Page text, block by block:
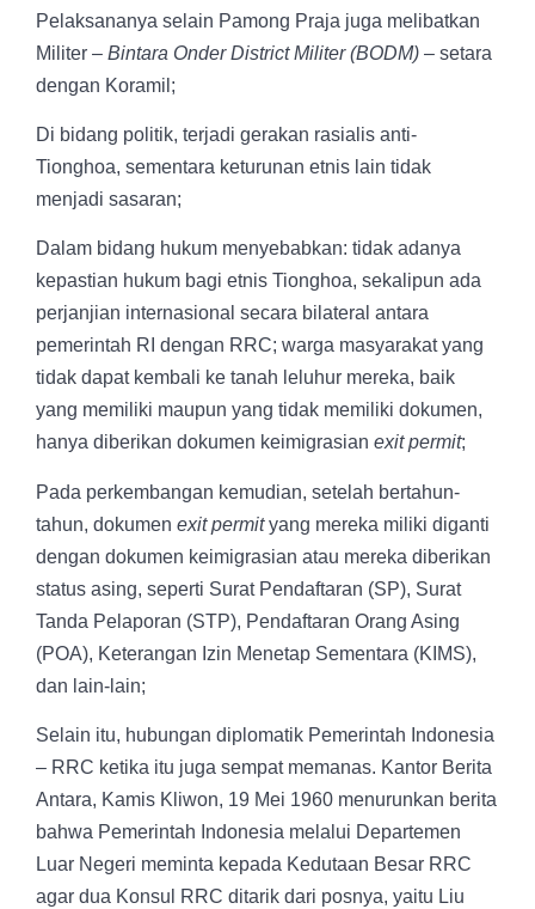
Pelaksananya selain Pamong Praja juga melibatkan
Militer – Bintara Onder District Militer (BODM) – setara
dengan Koramil;
Di bidang politik, terjadi gerakan rasialis anti-
Tionghoa, sementara keturunan etnis lain tidak
menjadi sasaran;
Dalam bidang hukum menyebabkan: tidak adanya
kepastian hukum bagi etnis Tionghoa, sekalipun ada
perjanjian internasional secara bilateral antara
pemerintah RI dengan RRC; warga masyarakat yang
tidak dapat kembali ke tanah leluhur mereka, baik
yang memiliki maupun yang tidak memiliki dokumen,
hanya diberikan dokumen keimigrasian exit permit;
Pada perkembangan kemudian, setelah bertahun-
tahun, dokumen exit permityang mereka miliki diganti
dengan dokumen keimigrasian atau mereka diberikan
status asing, seperti Surat Pendaftaran (SP), Surat
Tanda Pelaporan (STP), Pendaftaran Orang Asing
(POA), Keterangan Izin Menetap Sementara (KIMS),
dan lain-lain;
Selain itu, hubungan diplomatik Pemerintah Indonesia
– RRC ketika itu juga sempat memanas. Kantor Berita
Antara, Kamis Kliwon, 19 Mei 1960 menurunkan berita
bahwa Pemerintah Indonesia melalui Departemen
Luar Negeri meminta kepada Kedutaan Besar RRC
agar dua Konsul RRC ditarik dari posnya, yaitu Liu